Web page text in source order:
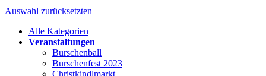
Auswahl zurücksetzten
Alle Kategorien
Veranstaltungen
Burschenball
Burschenfest 2023
Christkindlmarkt